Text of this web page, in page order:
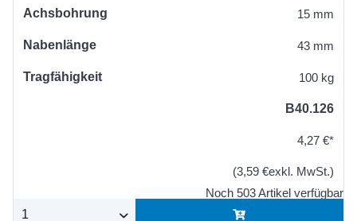
Achsbohrung 15 mm
Nabenlänge 43 mm
Tragfähigkeit 100 kg
B40.126
4,27 €*
(3,59 €exkl. MwSt.)
Noch 503 Artikel verfügbar